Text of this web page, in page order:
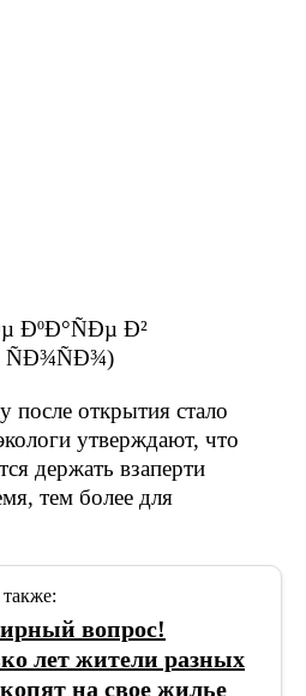
после открытия стало
утверждают, что
держать взаперти
тем более для
вопрос!
лет жители разных
на свое жилье